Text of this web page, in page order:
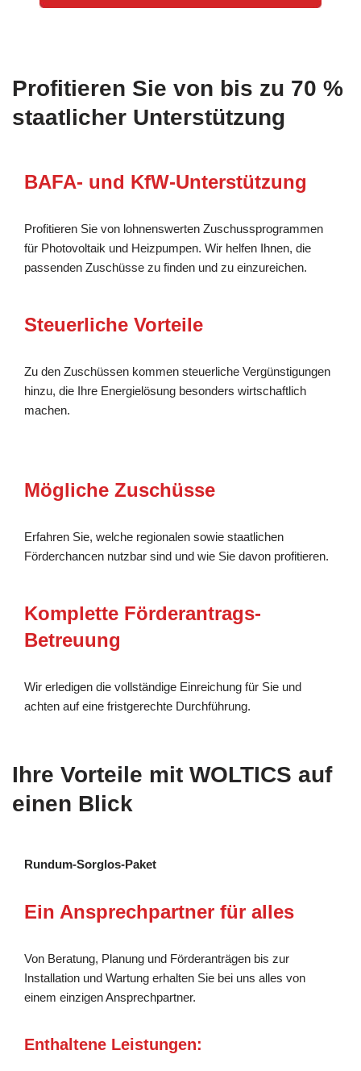
Profitieren Sie von bis zu 70 %
staatlicher Unterstützung
BAFA- und KfW-Unterstützung
Profitieren Sie von lohnenswerten Zuschussprogrammen
für Photovoltaik und Heizpumpen. Wir helfen Ihnen, die
passenden Zuschüsse zu finden und zu einzureichen.
Steuerliche Vorteile
Zu den Zuschüssen kommen steuerliche Vergünstigungen
hinzu, die Ihre Energielösung besonders wirtschaftlich
machen.
Mögliche Zuschüsse
Erfahren Sie, welche regionalen sowie staatlichen
Förderchancen nutzbar sind und wie Sie davon profitieren.
Komplette Förderantrags-
Betreuung
Wir erledigen die vollständige Einreichung für Sie und
achten auf eine fristgerechte Durchführung.
Ihre Vorteile mit WOLTICS auf
einen Blick
Rundum-Sorglos-Paket
Ein Ansprechpartner für alles
Von Beratung, Planung und Förderanträgen bis zur
Installation und Wartung erhalten Sie bei uns alles von
einem einzigen Ansprechpartner.
Enthaltene Leistungen: